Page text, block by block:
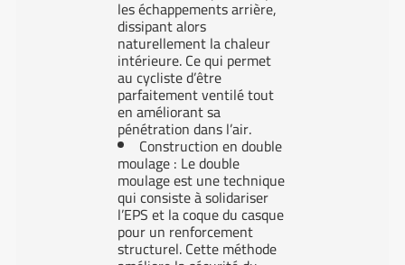
les échappements arrière,
dissipant alors
naturellement la chaleur
intérieure. Ce qui permet
au cycliste d’être
parfaitement ventilé tout
en améliorant sa
pénétration dans l’air.
Construction en double
moulage : Le double
moulage est une technique
qui consiste à solidariser
l’EPS et la coque du casque
pour un renforcement
structurel. Cette méthode